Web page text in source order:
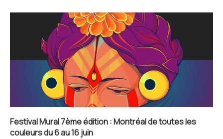
Festival Mural 7ème édition : Montréal de toutes les
couleurs du 6 au 16 juin